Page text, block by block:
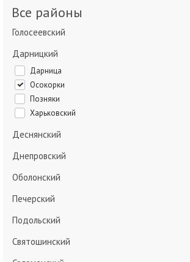
Все районы
Голосеевский
Дарницкий
Дарница
Осокорки
Позняки
Харьковский
Деснянский
Днепровский
Оболонский
Печерский
Подольский
Святошинский